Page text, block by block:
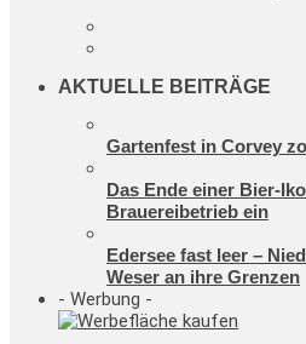
AKTUELLE BEITRÄGE
Gartenfest in Corvey
Das Ende einer Bier-
Brauereibetrieb ein
Edersee fast leer –
Weser an ihre Grenzen
- Werbung -